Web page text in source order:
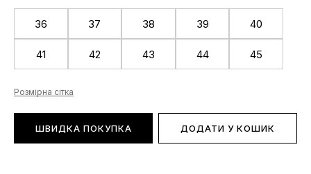
36 37 38 39 40
41 42 43 44 45
Розмірна сітка
ШВИДКА ПОКУПКА ДОДАТИ У КОШИК